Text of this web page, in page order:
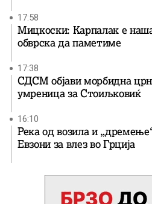
17:58
Мицкоски: Карпалак е
обврска да паметиме
17:38
СДСМ објави морбидна
умреница за Стоиљковиќ
16:10
Река од возила и
Евзони за влез во Грција